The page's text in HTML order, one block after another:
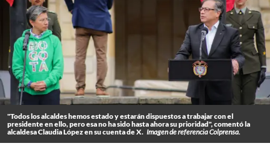
"Todos los alcaldes hemos estado y estarán dispuestos a trabajar con el
presidente en ello, pero esa no ha sido hasta ahora su prioridad", comentó la
alcaldesa Claudia López en su cuenta de X. Imagen de referencia Colprensa.